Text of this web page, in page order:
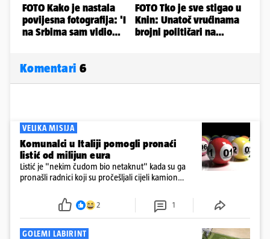
Komentari 6
VELIKA MISIJA
Komunalci u Italiji pomogli pronaći
listić od milijun eura
Listić je "nekim čudom bio netaknut" kada su ga
pronašli radnici koji su pročešljali cijeli kamion
tvrtke SANB u južnoj talijanskoj pokrajini Apuliji za
AFP u utorak.
2 1
GOLEMI LABIRINT